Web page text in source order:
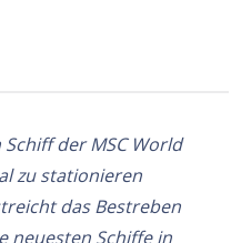
der MSC World
zu stationieren
das Bestreben
neuesten Schiffe in